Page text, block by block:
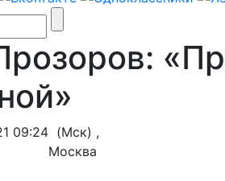
09:24 (Мск) ,
Москва